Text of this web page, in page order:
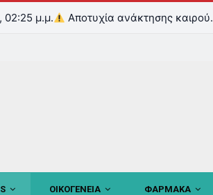
02:25 μ.μ. Αποτυχία ανάκτησης καιρού.
ΟΙΚΟΓΕΝΕΙΑ ΦΑΡΜΑΚΑ